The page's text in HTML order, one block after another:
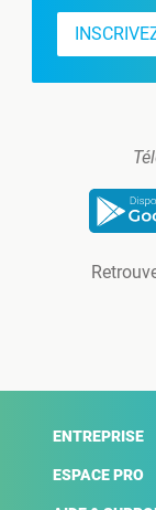
ENTREPRISE
ESPACE PRO